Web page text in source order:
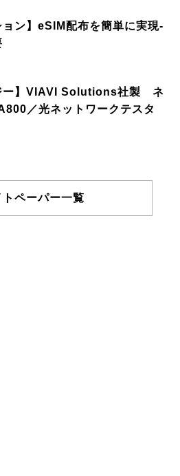
ョン】eSIM配布を簡単に実現-
ー】VIAVI Solutions社製 ネ
／光ネットワークテスタ
トペーパー一覧